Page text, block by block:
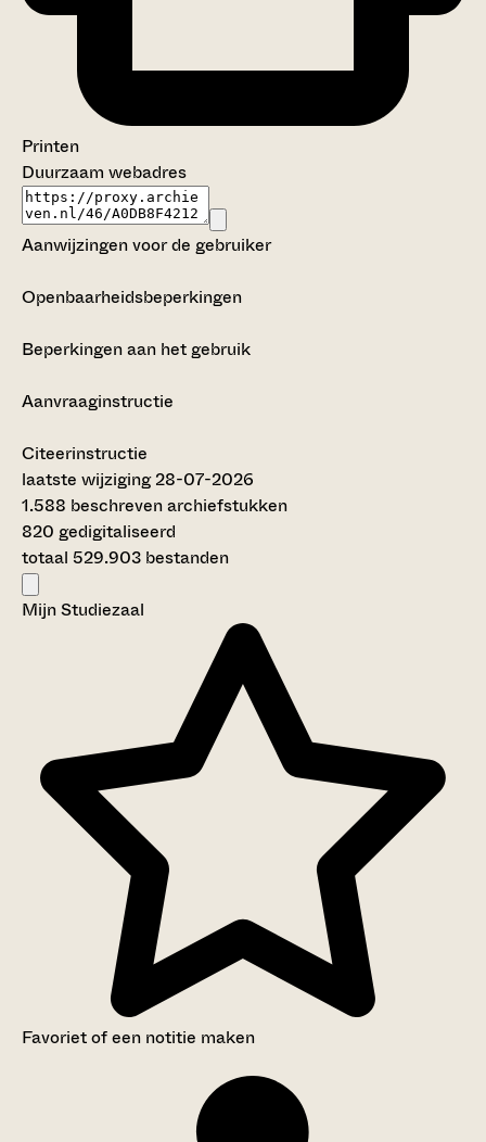
Printen
Duurzaam webadres
Aanwijzingen voor de gebruiker
Openbaarheidsbeperkingen
Beperkingen aan het gebruik
Aanvraaginstructie
Citeerinstructie
laatste wijziging 28-07-2026
1.588 beschreven archiefstukken
820 gedigitaliseerd
totaal 529.903 bestanden
Mijn Studiezaal
Favoriet of een notitie maken